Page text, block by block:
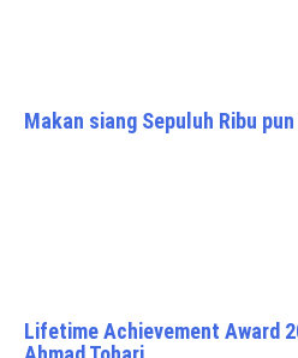
Makan siang Sepuluh Ribu
Lifetime Achievement Award